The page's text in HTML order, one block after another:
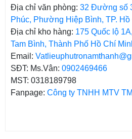
Địa chỉ văn phòng: 32 Đường số
Phúc, Phường Hiệp Bình, TP.
Địa chỉ kho hàng: 175 Quốc lộ
Tam Bình, Thành Phố Hồ Chí
Email:
SĐT: Ms.Vân: 0902469466
MST: 0318189798
Fanpage: Công ty TNHH MTV